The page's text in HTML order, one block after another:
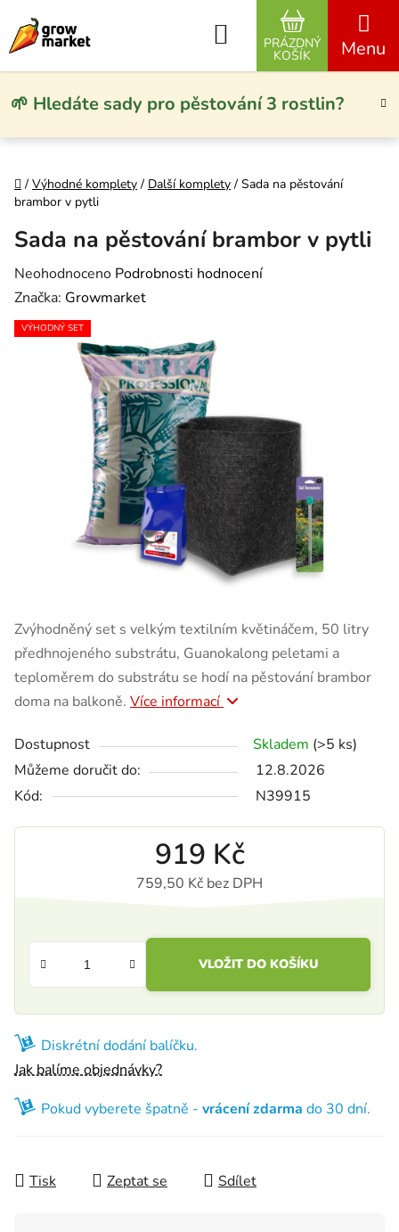
🌱 Hledáte sady pro pěstování 3 rostlin?
Hledat
NÁKUPNÍ
PRÁZDNÝ
KOŠÍK
Domů
/ Výhodné komplety / Další komplety / Sada na pěstování
brambor v pytli
Zvýhodněný set s velkým textilním květináčem, 50 litry
předhnojeného substrátu, Guanokalong peletami a
teploměrem do substrátu se hodí na pěstování brambor
doma na balkoně. Více informací
Dostupnost Skladem (>5 ks)
Můžeme doručit do:
12.8.2026
Kód:
N39915
919 Kč
759,50 Kč bez DPH
VLOŽIT DO KOŠÍKU
Diskrétní dodání balíčku.
Jak balíme objednávky?
Pokud vyberete špatně - vrácení zdarma do 30 dní.
Tisk Zeptat se Sdílet
Sada na pěstování brambor v pytli
Průměrné hodnocení produktu je 0,0 z 5 hvězdiček.
Neohodnoceno Podrobnosti hodnocení
Značka: Growmarket
VÝHODNÝ SET